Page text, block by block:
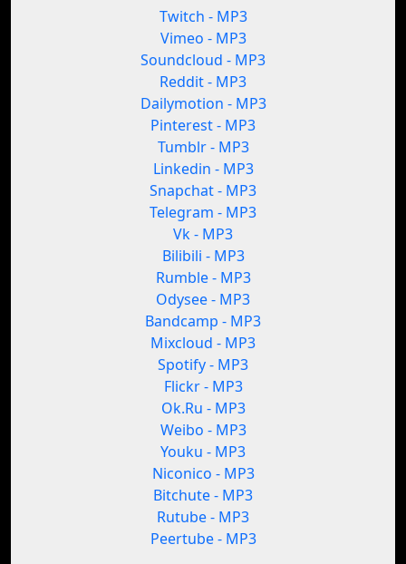
Twitch - MP3
Vimeo - MP3
Soundcloud - MP3
Reddit - MP3
Dailymotion - MP3
Pinterest - MP3
Tumblr - MP3
Linkedin - MP3
Snapchat - MP3
Telegram - MP3
Vk - MP3
Bilibili - MP3
Rumble - MP3
Odysee - MP3
Bandcamp - MP3
Mixcloud - MP3
Spotify - MP3
Flickr - MP3
Ok.Ru - MP3
Weibo - MP3
Youku - MP3
Niconico - MP3
Bitchute - MP3
Rutube - MP3
Peertube - MP3